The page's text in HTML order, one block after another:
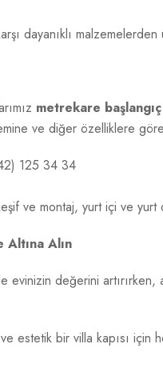
dayanıklı
metrekare
ve diğer özelliklere
125 34 34
ve montaj, yurt içi ve yurt
Altına Alın
evinizin değerini
estetik bir villa kapısı için